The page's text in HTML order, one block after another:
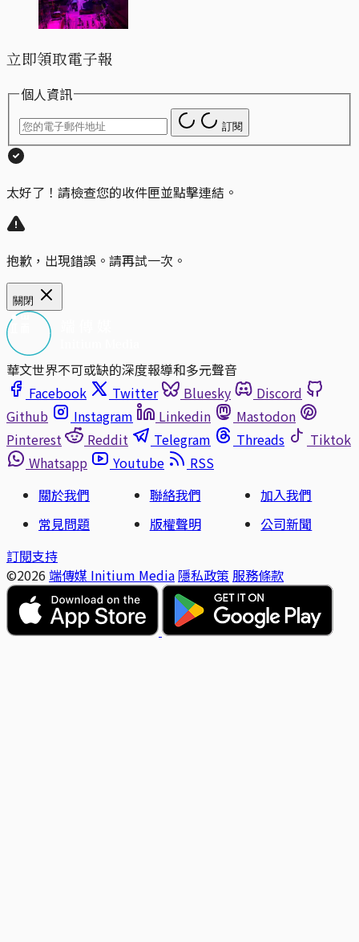
立即領取電子報
個人資訊
訂閱
太好了！請檢查您的收件匣並點擊連結。
抱歉，出現錯誤。請再試一次。
關閉
華文世界不可或缺的深度報導和多元聲音
Facebook
Twitter Bluesky
Discord
Github
Instagram Linkedin
Mastodon
Pinterest
Reddit Telegram Threads
Tiktok
Whatsapp
Youtube
RSS
關於我們
聯絡我們
加入我們
常見問題
版權聲明
公司新聞
訂閱支持
©2026 端傳媒 Initium Media 隱私政策 服務條款